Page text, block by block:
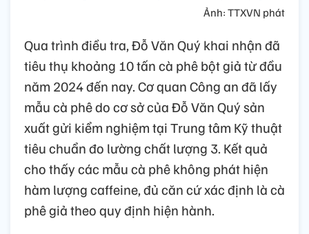
Ảnh: TTXVN phát
Qua trình điều tra, Đỗ Văn Quý khai nhận đã
tiêu thụ khoảng 10 tấn cà phê bột giả từ đầu
năm 2024 đến nay. Cơ quan Công an đã lấy
mẫu cà phê do cơ sở của Đỗ Văn Quý sản
xuất gửi kiểm nghiệm tại Trung tâm Kỹ thuật
tiêu chuẩn đo lường chất lượng 3. Kết quả
cho thấy các mẫu cà phê không phát hiện
hàm lượng caffeine, đủ căn cứ xác định là cà
phê giả theo quy định hiện hành.